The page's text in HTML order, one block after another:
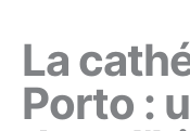
La
Porto :